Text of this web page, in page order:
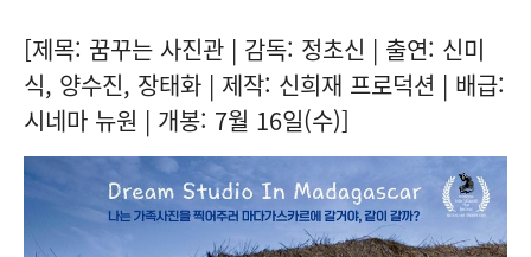
[제목: 꿈꾸는 사진관 | 감독: 정초신 | 출연: 신미
식, 양수진, 장태화 | 제작: 신희재 프로덕션 | 배급:
시네마 뉴원 | 개봉: 7월 16일(수)]